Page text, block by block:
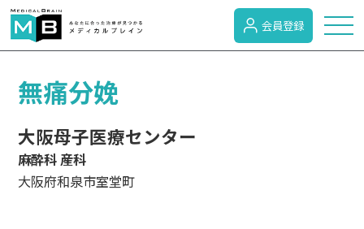
トピックス
症状検索
会員登録
無痛分娩
大阪母子医療センター
麻酔科 産科
大阪府和泉市室堂町